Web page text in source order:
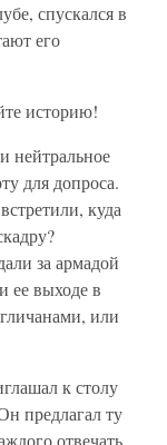
спускался в
его
историю!
нейтральное
для допроса.
куда
за армадой
ее выходе в
или
к столу
предлагал ту
отвечать